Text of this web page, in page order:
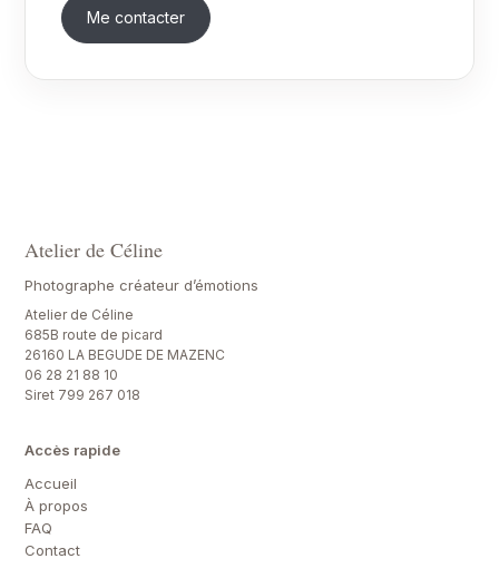
Me contacter
Atelier de Céline
Photographe créateur d’émotions
Atelier de Céline
685B route de picard
26160 LA BEGUDE DE MAZENC
06 28 21 88 10
Siret 799 267 018
Accès rapide
Accueil
À propos
FAQ
Contact